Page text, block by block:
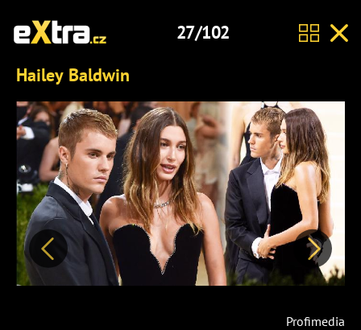
27/102
Hailey Baldwin
Předchozí Další
Profimedia